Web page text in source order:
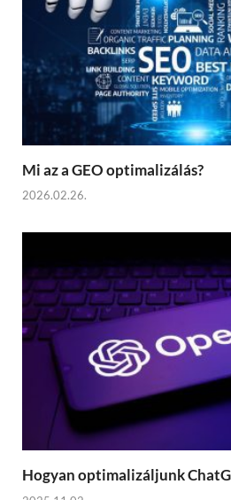
Mi az a GEO optimalizálás?
2026.02.26.
Hogyan optimalizáljunk